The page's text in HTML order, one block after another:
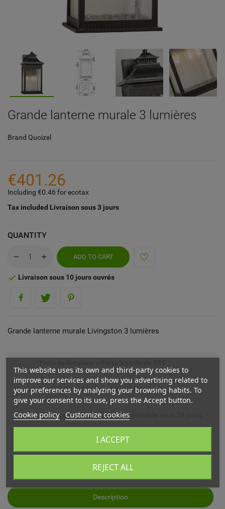
Grande lanterne murale 3 lumières
Brand Quoizel
€401.26
Including €0.46 for ecotax
Tax included Livraison sous 3 jours
QUANTITY
ADD TO CART
 Livraison sous 10 jours ouvrés
Grande lanterne murale Livingston 3 lumières
Livré chez vous ou en point relais
Echange ou remboursement possible sous 14 jours
*En France métropolitaine
Description
This website uses its own and third-party cookies to
improve our services and show you advertising related to
your preferences by analyzing your browsing habits. To
give your consent to its use, press the Accept button.
Cookie policy Customize cookies
REJECT ALL
I ACCEPT